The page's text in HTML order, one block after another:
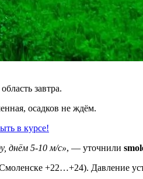
завтра.
осадков не ждём.
в курсе!
днём 5-10 м/с», — уточнили
+22…+24). Давление